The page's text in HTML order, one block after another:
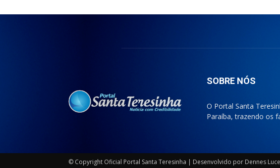
SOBRE NÓS
O Portal Santa
Paraíba, trazendo os
© Copyright Oficial Portal Santa Teresinha | Desenvolvido por Dennes